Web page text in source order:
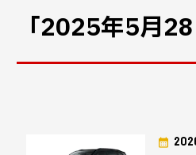
「2025年5月